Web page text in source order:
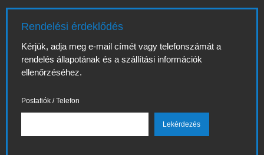
Rendelési érdeklődés
Kérjük, adja meg e-mail címét vagy telefonszámát a
rendelés állapotának és a szállítási információk
ellenőrzéséhez.
Postafiók / Telefon